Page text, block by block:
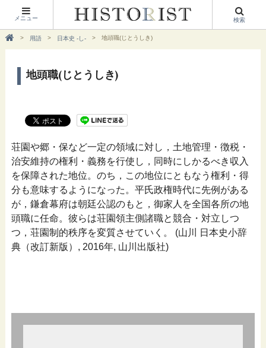
メニュー 検索
用語 日本史 -し- 地頭職(じとうしき)
地頭職(じとうしき)
荘園や郷・保など一定の領域に対し，土地管理・徴税・
治安維持の権利・義務を行使し，同時にしかるべき収入
を保障された地位。のち，この地位にともなう権利・得
分も意味するようになった。平氏政権時代に先例がある
が，鎌倉幕府は朝廷公認のもと，御家人を全国各所の地
頭職に任命。彼らは荘園領主側諸職と競合・対立しつ
つ，荘園制的秩序を変質させていく。 (山川 日本史小辞
典（改訂新版）, 2016年, 山川出版社)